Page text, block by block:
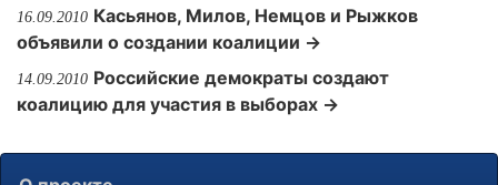
16.09.2010 Касьянов, Милов, Немцов и Рыжков
объявили о создании коалиции →
14.09.2010 Российские демократы создают
коалицию для участия в выборах →